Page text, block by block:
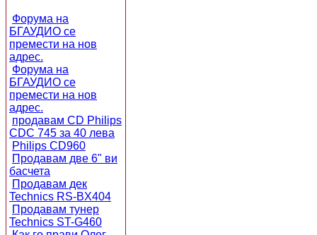
Форума на
БГАУДИО се
премести на нов
адрес.
Форума на
БГАУДИО се
премести на нов
адрес.
продавам CD Philips
CDC 745 за 40 лева
Philips CD960
Продавам две 6" ви
басчета
Продавам дек
Technics RS-BX404
Продавам тунер
Technics ST-G460